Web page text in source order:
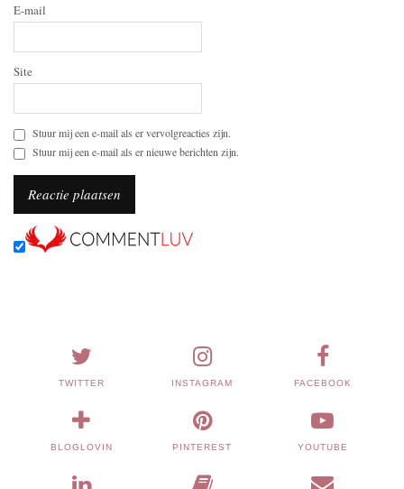
E-mail
Site
Stuur mij een e-mail als er vervolgreacties zijn.
Stuur mij een e-mail als er nieuwe berichten zijn.
TWITTER INSTAGRAM FACEBOOK
BLOGLOVIN PINTEREST YOUTUBE